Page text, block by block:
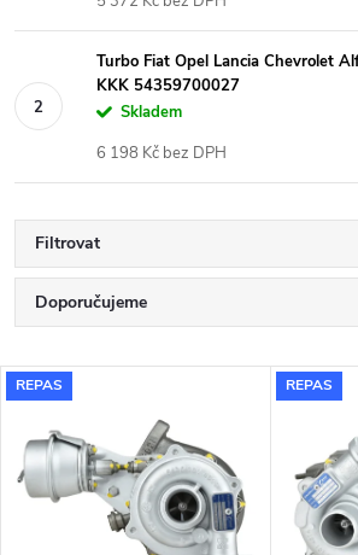
Turbo Fiat Opel Lancia Chevrolet
KKK 54359700027
Skladem
6 198 Kč bez DPH
Filtrovat
Ř
a
z
e
Doporučujeme
Nejdražší
Nejprodávanější
Abecedně
V
ý
p
REPAS REPAS